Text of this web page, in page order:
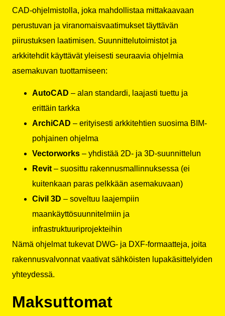
CAD-ohjelmistolla, joka mahdollistaa mittakaavaan
perustuvan ja viranomaisvaatimukset täyttävän
piirustuksen laatimisen. Suunnittelutoimistot ja
arkkitehdit käyttävät yleisesti seuraavia ohjelmia
asemakuvan tuottamiseen:
AutoCAD – alan standardi, laajasti tuettu ja
erittäin tarkka
ArchiCAD – erityisesti arkkitehtien suosima BIM-
pohjainen ohjelma
Vectorworks – yhdistää 2D- ja 3D-suunnittelun
Revit – suosittu rakennusmallinnuksessa (ei
kuitenkaan paras pelkkään asemakuvaan)
Civil 3D – soveltuu laajempiin
maankäyttösuunnitelmiin ja
infrastruktuuriprojekteihin
Nämä ohjelmat tukevat DWG- ja DXF-formaatteja, joita
rakennusvalvonnat vaativat sähköisten lupakäsittelyiden
yhteydessä.
Maksuttomat